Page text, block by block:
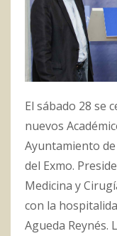
El sábado 28 se
nuevos
Ayuntamiento
del Exmo.
Medicina y
con la
Agueda Reynés.